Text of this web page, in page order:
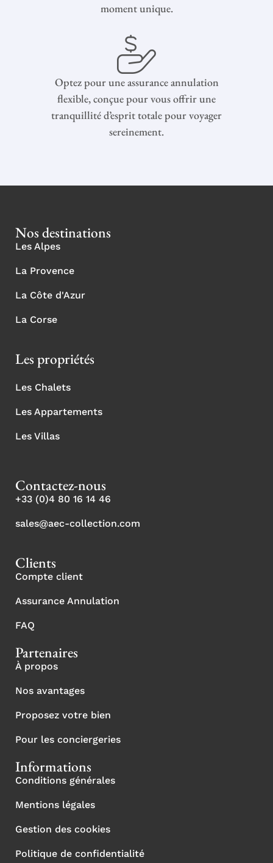
moment unique.
Optez pour une assurance annulation
flexible, conçue pour vous offrir une
tranquillité d’esprit totale pour voyager
sereinement.
Nos destinations
Les Alpes
La Provence
La Côte d'Azur
La Corse
Les propriétés
Les Chalets
Les Appartements
Les Villas
Contactez-nous
+33 (0)4 80 16 14 46
sales@aec-collection.com
Clients
Compte client
Assurance Annulation
FAQ
Partenaires
À propos
Nos avantages
Proposez votre bien
Pour les conciergeries
Informations
Conditions générales
Mentions légales
Gestion des cookies
Politique de confidentialité